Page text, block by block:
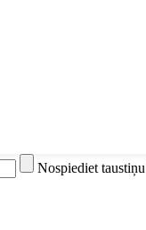
Nospiediet